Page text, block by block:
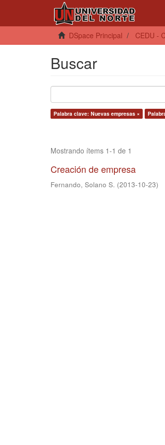
DSpace Principal CEDU -
Buscar
Palabra clave: Nuevas empresas ×
Mostrando ítems 1-1 de 1
Creación de empresa
Fernando, Solano S. (2013-10-23)